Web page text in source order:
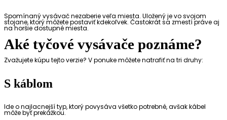
Spomínaný vysávač nezaberie veľa miesta. Uložený je vo svojom
stojane, ktorý môžete postaviť kdekoľvek. Častokrát sa zmestí práve aj
na horšie dostupné miesta.
Aké tyčové vysávače poznáme?
Zvažujete kúpu tejto verzie? V ponuke môžete natrafiť na tri druhy:
S káblom
Ide o najlacnejší typ, ktorý povysáva všetko potrebné, avšak kábel
môže byť prekážkou.